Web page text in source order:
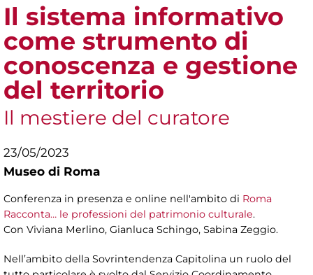
Il sistema informativo
come strumento di
conoscenza e gestione
del territorio
Il mestiere del curatore
23/05/2023
Museo di Roma
Conferenza in presenza e online nell'ambito di Roma
Racconta… le professioni del patrimonio culturale.
Con Viviana Merlino, Gianluca Schingo, Sabina Zeggio.
Nell’ambito della Sovrintendenza Capitolina un ruolo del